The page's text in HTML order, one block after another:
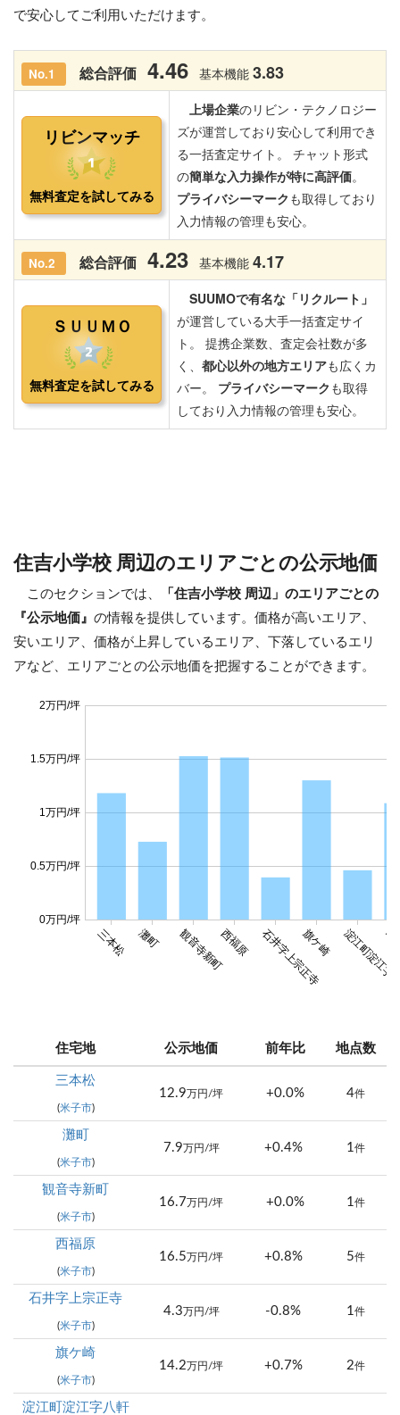
で安心してご利用いただけます。
住吉小学校 周辺のエリアごとの公示地価
このセクションでは、
「住吉小学校 周辺」のエリアごとの
『公示地価』 の情報を提供しています。価格が高いエリア、
安いエリア、価格が上昇しているエリア、下落しているエリ
アなど、エリアごとの公示地価を把握することができます。
三本松 灘町 観音寺新町西福原 石井字上宗正寺
旗ケ崎 淀江町淀
0万円/坪
0.5万円/坪
1万円/坪
1.5万円/坪
2万円/坪
住宅地 公示地価 前年比 地点数
三本松
(米子市)
12.9 万円/坪 +0.0% 4件
灘町
(米子市)
7.9 万円/坪 +0.4% 1件
観音寺新町
(米子市)
16.7 万円/坪 +0.0% 1件
西福原
(米子市)
16.5 万円/坪 +0.8% 5件
石井字上宗正寺
(米子市)
4.3 万円/坪 -0.8% 1件
旗ケ崎
(米子市)
14.2 万円/坪 +0.7% 2件
淀江町淀江字八軒